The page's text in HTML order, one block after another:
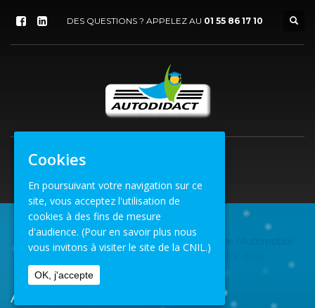
DES QUESTIONS ? APPELEZ AU 01 55 86 17 10
ACCUEIL Formation »
Semaine des Services de l'Automobile
et de la Mobilité 2020
Affiche-officielle
Cookies
En poursuivant votre navigation sur ce
site, vous acceptez l'utilisation de
cookies à des fins de mesure
d'audience. (Pour en savoir plus nous
vous invitons à visiter le site de la CNIL.)
OK, j'accepte